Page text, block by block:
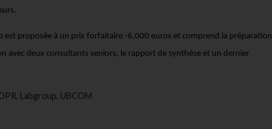
est proposée à un prix forfaitaire -6.000 euros et comprend la préparation
avec deux consultants seniors, le rapport de synthèse et un dernier
, Labgroup, UBCOM